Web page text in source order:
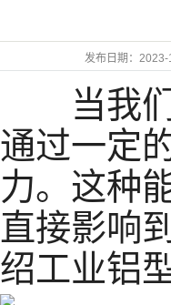
发布日期： 2023-
当我们
通过一定
力。这种
直接影响
绍工业铝